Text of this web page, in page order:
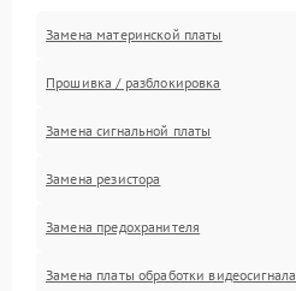
Замена материнской платы
Прошивка / разблокировка
Замена сигнальной платы
Замена резистора
Замена предохранителя
Замена платы обработки видеосигнала